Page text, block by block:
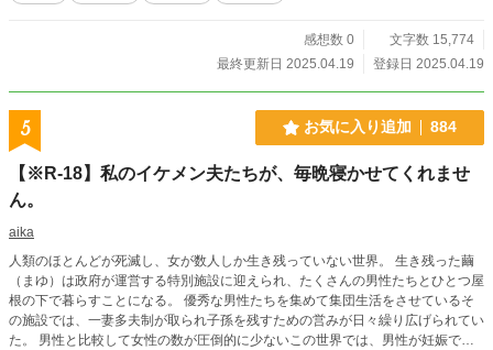
感想数 0
文字数 15,774
最終更新日 2025.04.19
登録日 2025.04.19
5 お気に入り追加 884
【※R-18】私のイケメン夫たちが、毎晩寝かせてくれませ
ん。
aika
人類のほとんどが死滅し、女が数人しか生き残っていない世界。 生き残った繭
（まゆ）は政府が運営する特別施設に迎えられ、たくさんの男性たちとひとつ屋
根の下で暮らすことになる。 優秀な男性たちを集めて集団生活をさせているそ
の施設では、一妻多夫制が取られ子孫を残すための営みが日々繰り広げられてい
た。 男性と比較して女性の数が圧倒的に少ないこの世界では、男性が妊娠でき